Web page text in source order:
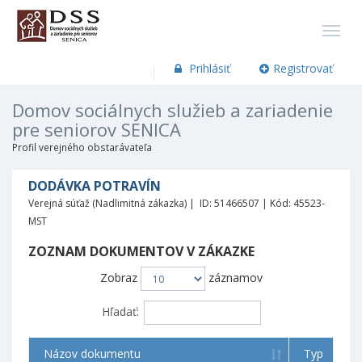
Prihlásiť Registrovať
Domov sociálnych služieb a zariadenie
pre seniorov SENICA
Profil verejného obstarávateľa
DODÁVKA POTRAVÍN
Verejná súťaž (Nadlimitná zákazka) | ID: 51466507 | Kód: 45523-
MST
ZOZNAM DOKUMENTOV V ZÁKAZKE
Zobraz záznamov
Hľadať:
Názov dokumentu
Typ